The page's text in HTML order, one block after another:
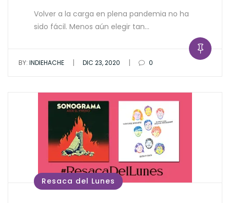
Volver a la carga en plena pandemia no ha
sido fácil. Menos aún elegir tan…
BY: INDIEHACHE | DIC 23, 2020 | 0
Resaca del Lunes